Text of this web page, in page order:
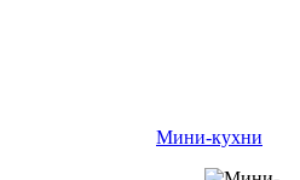
Мини-кухни